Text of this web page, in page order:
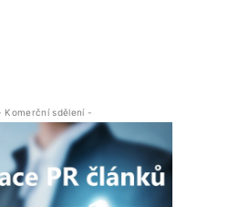
Komerční sdělení -